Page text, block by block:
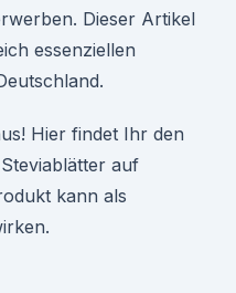
Dieser Artikel
essenziellen
Hier findet Ihr den
auf
kann als